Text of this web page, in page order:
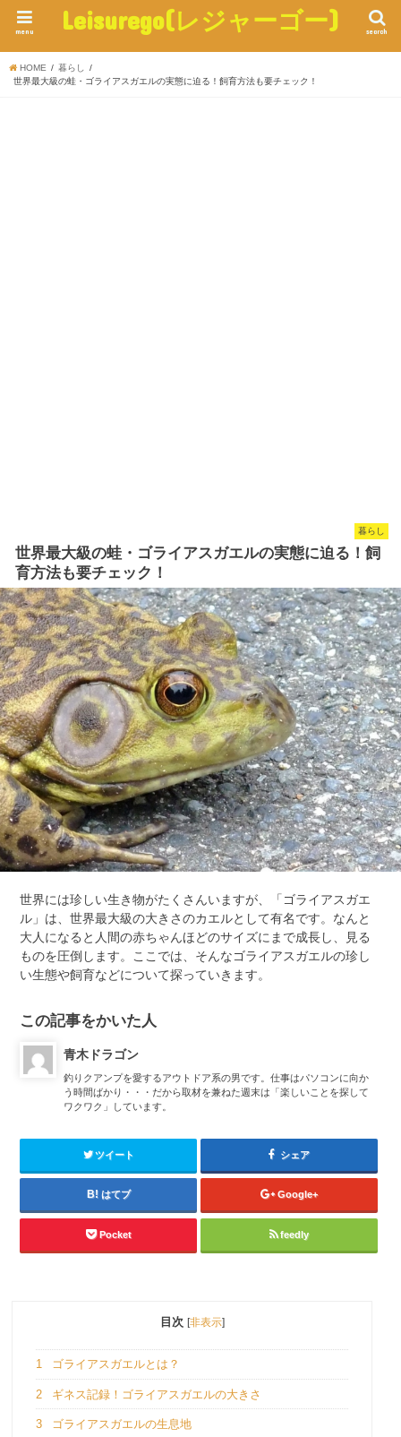
Leisurego(レジャーゴー) search
menu
HOME
暮らし
世界最大級の蛙・ゴライアスガエルの実態に迫る！飼育方法も要チェック！
暮らし
世界最大級の蛙・ゴライアスガエルの実態に迫る！飼
育方法も要チェック！
世界には珍しい生き物がたくさんいますが、「ゴライアスガエ
ル」は、世界最大級の大きさのカエルとして有名です。なんと
大人になると人間の赤ちゃんほどのサイズにまで成長し、見る
ものを圧倒します。ここでは、そんなゴライアスガエルの珍し
い生態や飼育などについて探っていきます。
この記事をかいた人
青木ドラゴン
釣りクアンプを愛するアウトドア系の男です。仕事はパソコンに向か
う時間ばかり・・・だから取材を兼ねた週末は「楽しいことを探して
ワクワク」しています。
ツイート シェア
はてブ Google+
Pocket feedly
目次 [非表示]
1 ゴライアスガエルとは？
2 ギネス記録！ゴライアスガエルの大きさ
3 ゴライアスガエルの生息地